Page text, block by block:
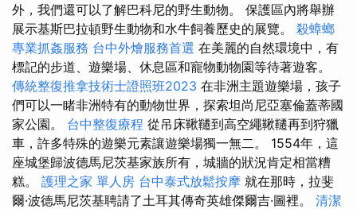
外，我們還可以了解巴科尼的野生動物。 保護區內將舉辦
展示基斯巴拉頓野生動物和水牛飼養歷史的展覽。 殺蟑螂
專業抓姦服務 台中外燴服務首選 在美麗的自然環境中，有
標記的步道、遊樂場、休息區和寵物動物園等待著遊客。
傳統整復推拿技術士證照班2023 在非洲主題遊樂場，孩子
們可以一睹非洲特有的動物世界，探索坦尚尼亞塞倫蓋蒂國
家公園。 台中整復療程 從吊床鞦韆到高空繩鞦韆再到狩獵
車，許多特殊的遊樂元素讓遊樂場獨一無二。 1554年，這
座城堡歸波德馬尼茨基家族所有，城牆的狀況肯定相當糟
糕。 護理之家 單人房 台中泰式放鬆按摩 就在那時，拉斐
爾·波德馬尼茨基聘請了土耳其傳奇英雄傑爾吉·圖裡。 清潔